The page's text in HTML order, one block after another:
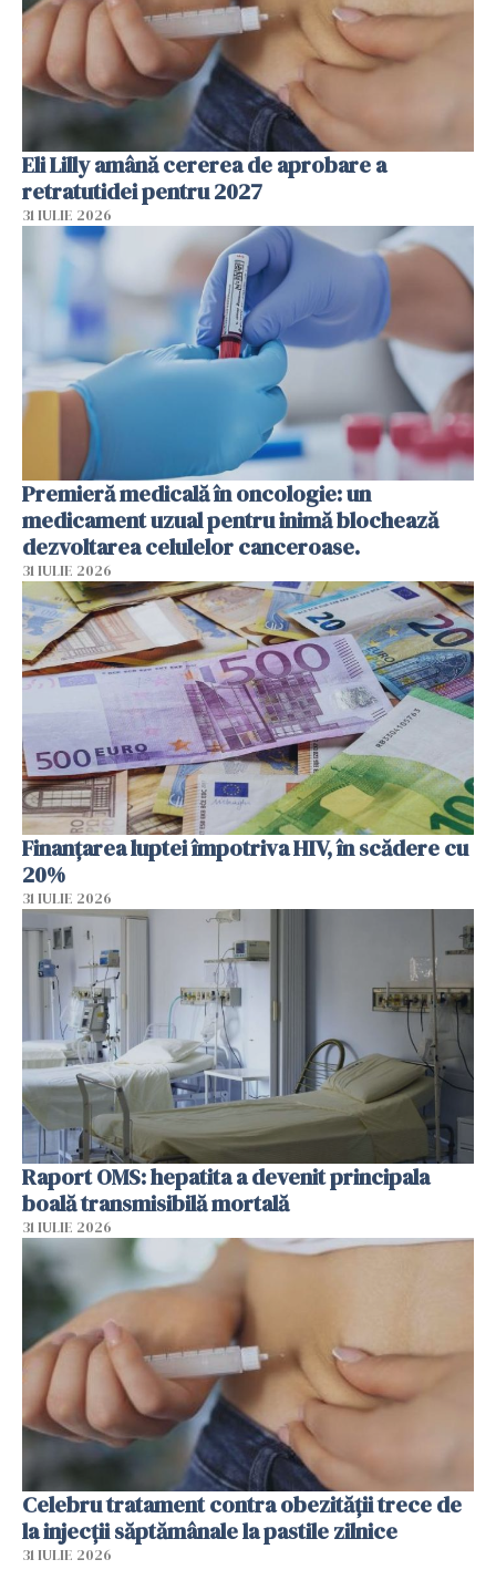
Eli Lilly amână cererea de aprobare a
retratutidei pentru 2027
31 IULIE 2026
Premieră medicală în oncologie: un
medicament uzual pentru inimă blochează
dezvoltarea celulelor canceroase.
31 IULIE 2026
Finanțarea luptei împotriva HIV, în scădere cu
20%
31 IULIE 2026
Raport OMS: hepatita a devenit principala
boală transmisibilă mortală
31 IULIE 2026
Celebru tratament contra obezității trece de
la injecții săptămânale la pastile zilnice
31 IULIE 2026